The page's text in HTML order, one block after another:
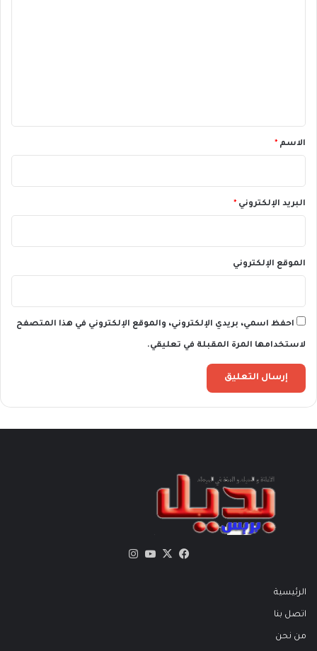
*الاسم *
البريد الإلكتروني *
الموقع الإلكتروني
احفظ اسمي، بريدي الإلكتروني، والموقع الإلكتروني في هذا المتصفح
لاستخدامها المرة المقبلة في تعليقي.
فيسبوك
X يوتيوب
الرئيسية
اتصل بنا
من نحن